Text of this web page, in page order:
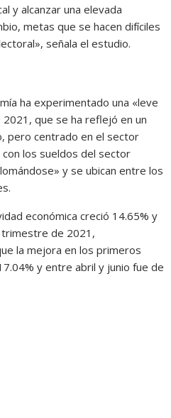
y alcanzar una elevada
metas que se hacen difíciles
señala el estudio.
ha experimentado una «leve
que se ha reflejó en un
pero centrado en el sector
los sueldos del sector
y se ubican entre los
económica creció 14.65% y
de 2021,
la mejora en los primeros
y entre abril y junio fue de